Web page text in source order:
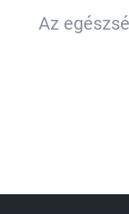
Az